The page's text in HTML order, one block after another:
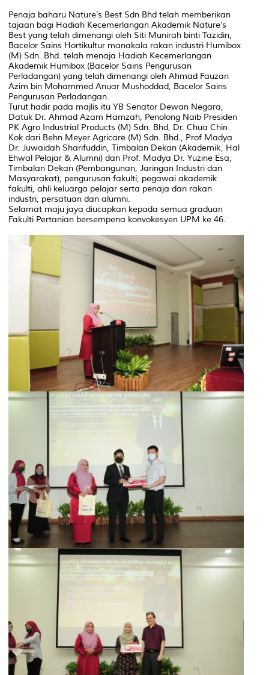
Penaja baharu Nature’s Best Sdn Bhd telah memberikan
tajaan bagi Hadiah Kecemerlangan Akademik Nature’s
Best yang telah dimenangi oleh Siti Munirah binti Tazidin,
Bacelor Sains Hortikultur manakala rakan industri Humibox
(M) Sdn. Bhd. telah menaja Hadiah Kecemerlangan
Akademik Humibox (Bacelor Sains Pengurusan
Perladangan) yang telah dimenangi oleh Ahmad Fauzan
Azim bin Mohammed Anuar Mushoddad, Bacelor Sains
Pengurusan Perladangan.
Turut hadir pada majlis itu YB Senator Dewan Negara,
Datuk Dr. Ahmad Azam Hamzah, Penolong Naib Presiden
PK Agro Industrial Products (M) Sdn. Bhd, Dr. Chua Chin
Kok dari Behn Meyer Agricare (M) Sdn. Bhd., Prof Madya
Dr. Juwaidah Sharifuddin, Timbalan Dekan (Akademik, Hal
Ehwal Pelajar & Alumni) dan Prof. Madya Dr. Yuzine Esa,
Timbalan Dekan (Pembangunan, Jaringan Industri dan
Masyarakat), pengurusan fakulti, pegawai akademik
fakulti, ahli keluarga pelajar serta penaja dari rakan
industri, persatuan dan alumni.
Selamat maju jaya diucapkan kepada semua graduan
Fakulti Pertanian bersempena konvokesyen UPM ke 46.